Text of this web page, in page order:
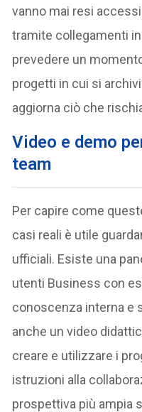
vanno mai resi
tramite collegamenti
prevedere un
progetti in cui si
aggiorna ciò che
Video e demo
team
Per capire come
casi reali è utile
ufficiali. Esiste una
utenti Business con
conoscenza interna e
anche un video
creare e utilizzare i
istruzioni alla
prospettiva più ampia